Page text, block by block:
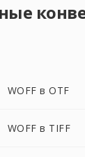
WOFF в OTF
WOFF в TIFF